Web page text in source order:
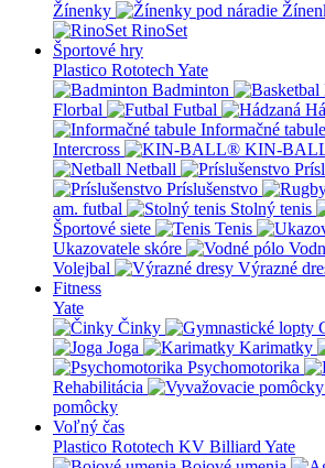
Žínenky
RinoSet
Športové hry
Plastico Rototech Yate
Badminton
Florbal
Futbal
Informačné tabule
Intercross
KIN-
Netball
Príslušenstvo
am. futbal
Stolný tenis
Športové siete
Tenis
Ukazovatele skóre
Volejbal
Výrazné
Fitness
Yate
Činky
Joga
Karimatky
Psychomotorika
Rehabilitácia
pomôcky
Voľný čas
Plastico Rototech KV Billiard Yate